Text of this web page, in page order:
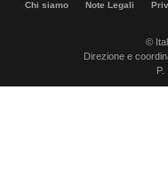
Chi siamo Note Legali
©
Direzione e
P.